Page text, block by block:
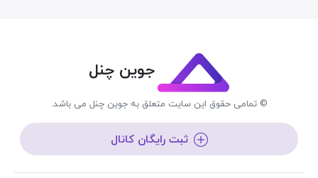
جوین چنل
© تمامی حقوق این سایت متعلق به جوین چنل می باشد.
ثبت رایگان کانال